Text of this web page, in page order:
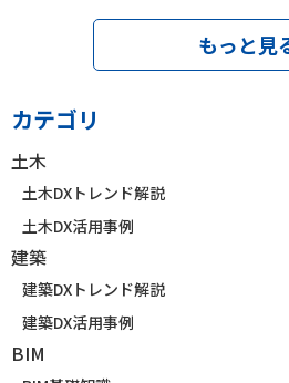
もっと見
カテゴリ
土木
土木DXトレンド解説
土木DX活用事例
建築
建築DXトレンド解説
建築DX活用事例
BIM